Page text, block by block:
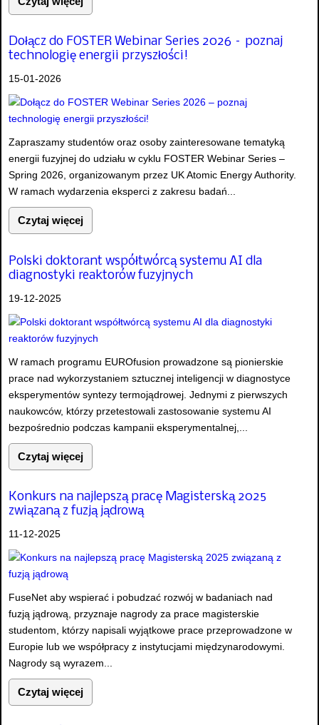
Dołącz do FOSTER Webinar Series 2026 – poznaj
technologię energii przyszłości!
15-01-2026
Zapraszamy studentów oraz osoby zainteresowane tematyką
energii fuzyjnej do udziału w cyklu FOSTER Webinar Series –
Spring 2026, organizowanym przez UK Atomic Energy Authority.
W ramach wydarzenia eksperci z zakresu badań...
Czytaj więcej
Polski doktorant współtwórcą systemu AI dla
diagnostyki reaktorów fuzyjnych
19-12-2025
W ramach programu EUROfusion prowadzone są pionierskie
prace nad wykorzystaniem sztucznej inteligencji w diagnostyce
eksperymentów syntezy termojądrowej. Jednymi z pierwszych
naukowców, którzy przetestowali zastosowanie systemu AI
bezpośrednio podczas kampanii eksperymentalnej,...
Czytaj więcej
Konkurs na najlepszą pracę Magisterską 2025
związaną z fuzją jądrową
11-12-2025
FuseNet aby wspierać i pobudzać rozwój w badaniach nad
fuzją jądrową, przyznaje nagrody za prace magisterskie
studentom, którzy napisali wyjątkowe prace przeprowadzone w
Europie lub we współpracy z instytucjami międzynarodowymi.
Nagrody są wyrazem...
Czytaj więcej